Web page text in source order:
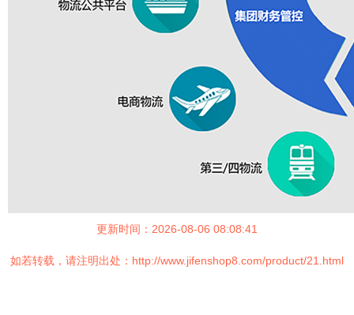
更新时间：2026-08-06 08:08:41
如若转载，请注明出处：http://www.jifenshop8.com/product/21.html